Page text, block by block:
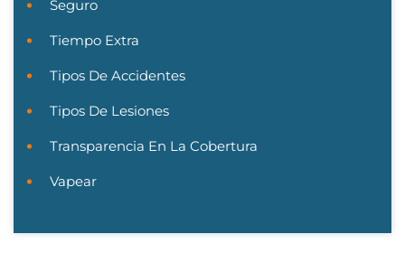
Seguro
Tiempo Extra
Tipos De Accidentes
Tipos De Lesiones
Transparencia En La Cobertura
Vapear